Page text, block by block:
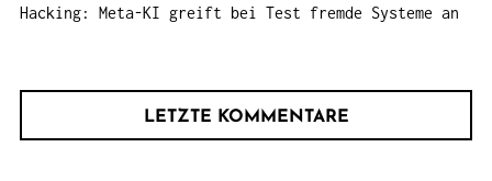
Hacking: Meta-KI greift bei Test fremde Systeme an
LETZTE KOMMENTARE